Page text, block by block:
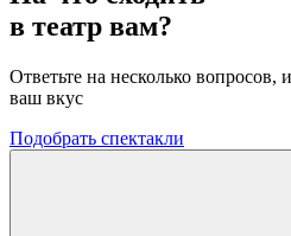
в театр вам?
Ответьте на несколько
ваш вкус
Подобрать спектакли